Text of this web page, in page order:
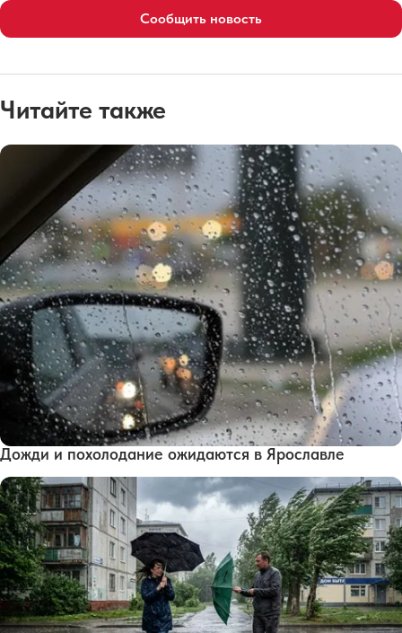
Сообщить новость
Читайте также
Дожди и похолодание ожидаются в Ярославле